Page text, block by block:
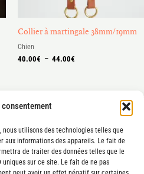
consentement
utilisons des technologies telles que
aux informations des appareils. Le fait de
de traiter des données telles que le
sur ce site. Le fait de ne pas
Collier à martingale 38mm/19mm
Chien
40.00€ – 44.00€
légales